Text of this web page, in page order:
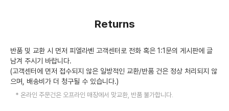
Returns
반품 및 교환 시 먼저 피엘라벤 고객센터로 전화 혹은 1:1문의 게시판에 글
남겨 주시기 바랍니다.
(고객센터에 먼저 접수되지 않은 일방적인 교환/반품 건은 정상 처리되지 않
으며, 배송비가 더 청구될 수 있습니다.)
온라인 주문건은 오프라인 매장에서 맞교환, 반품 불가합니다.